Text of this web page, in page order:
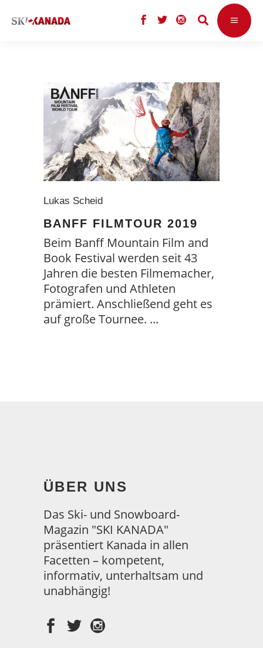
Lukas Scheid
BANFF FILMTOUR 2019
Beim Banff Mountain Film and
Book Festival werden seit 43
Jahren die besten Filmemacher,
Fotografen und Athleten
prämiert. Anschließend geht es
auf große Tournee.
ÜBER UNS
Das Ski- und Snowboard-
Magazin "SKI KANADA"
präsentiert Kanada in allen
Facetten – kompetent,
informativ, unterhaltsam und
unabhängig!